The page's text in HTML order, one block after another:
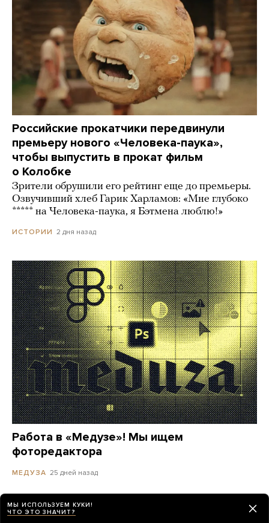
Российские прокатчики передвинули
премьеру нового «Человека-паука»,
чтобы выпустить в прокат фильм
о Колобке
Зрители обрушили его рейтинг еще до премьеры.
Озвучивший хлеб Гарик Харламов: «Мне глубоко
***** на Человека-паука, я Бэтмена люблю!»
ИСТОРИИ 2 дня назад
Работа в «Медузе»! Мы ищем
фоторедактора
МЕДУЗА 25 дней назад
МЫ ИСПОЛЬЗУЕМ КУКИ!
ЧТО ЭТО ЗНАЧИТ?